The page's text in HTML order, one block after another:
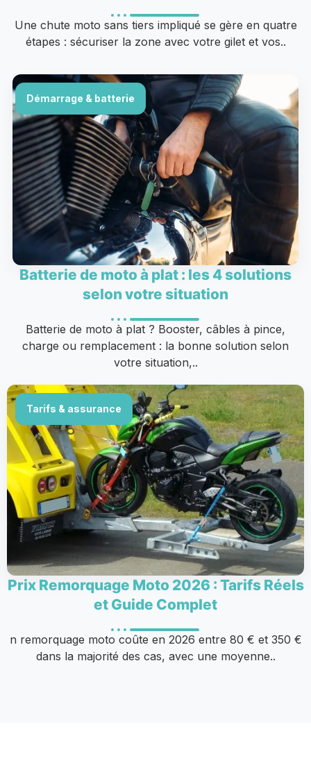
Une chute moto sans tiers impliqué se gère en quatre
étapes : sécuriser la zone avec votre gilet et vos..
Démarrage & batterie
Batterie de moto à plat : les 4 solutions
selon votre situation
Batterie de moto à plat ? Booster, câbles à pince,
charge ou remplacement : la bonne solution selon
votre situation,..
Tarifs & assurance
Prix Remorquage Moto 2026 : Tarifs Réels
et Guide Complet
n remorquage moto coûte en 2026 entre 80 € et 350 €
dans la majorité des cas, avec une moyenne..